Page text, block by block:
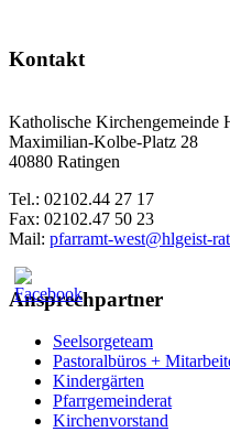
Kontakt
Katholische Kirchengemeinde
Maximilian-Kolbe-Platz 28
40880 Ratingen
Tel.: 02102.44 27 17
Fax: 02102.47 50 23
Mail: pfarramt-west@hlgeist-
Ansprechpartner
Seelsorgeteam
Pastoralbüros +
Kindergärten
Pfarrgemeinderat
Kirchenvorstand